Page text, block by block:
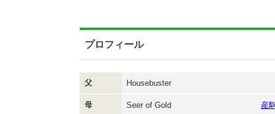
プロフィール
父 Housebuster
母 Seer of Gold 産